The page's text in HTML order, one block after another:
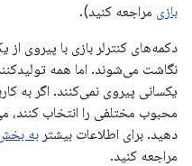
بازی مراجعه کنید).
دکمه‌های کنترلر بازی با پیروی
نگاشت می‌شوند. اما همه
یکسانی پیروی نمی‌کنند. اگر به
محبوب مختلفی را انتخاب کنند،
دهید. برای اطلاعات بیشتر به
مراجعه کنید.